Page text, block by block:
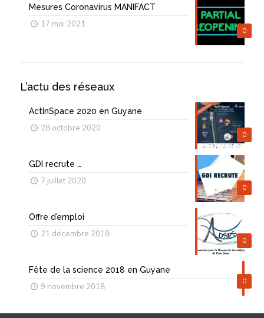
0
Mesures Coronavirus MANIFACT
17 mai 2021
L’actu des réseaux
0
ActInSpace 2020 en Guyane
28 octobre 2020
0
GDI recrute …
7 juillet 2020
0
Offre d’emploi
21 décembre 2018
0
Fête de la science 2018 en Guyane
9 novembre 2018